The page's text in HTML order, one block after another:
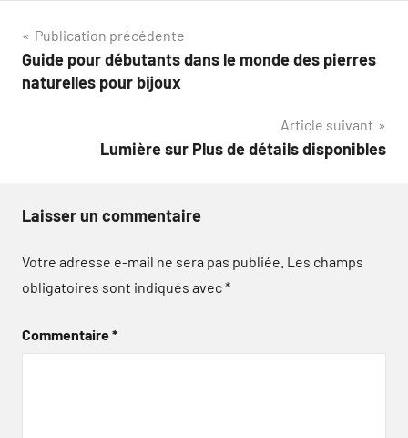
Navigation
de
Publication précédente
Guide pour débutants dans le monde des pierres
naturelles pour bijoux
Article suivant
Lumière sur Plus de détails disponibles
Laisser un commentaire
Votre adresse e-mail ne sera pas publiée. Les champs
obligatoires sont indiqués avec*
Commentaire*